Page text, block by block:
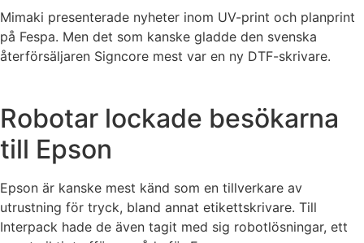
Mimaki presenterade nyheter inom UV-print och planprint
på Fespa. Men det som kanske gladde den svenska
återförsäljaren Signcore mest var en ny DTF-skrivare.
Robotar lockade besökarna
till Epson
Epson är kanske mest känd som en tillverkare av
utrustning för tryck, bland annat etikettskrivare. Till
Interpack hade de även tagit med sig robotlösningar, ett